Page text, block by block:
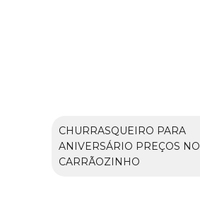
CHURRASQUEIRO PARA
ANIVERSÁRIO PREÇOS NO
CARRÃOZINHO